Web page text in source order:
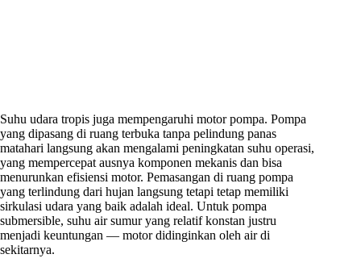
Suhu udara tropis juga mempengaruhi motor pompa. Pompa
yang dipasang di ruang terbuka tanpa pelindung panas
matahari langsung akan mengalami peningkatan suhu operasi,
yang mempercepat ausnya komponen mekanis dan bisa
menurunkan efisiensi motor. Pemasangan di ruang pompa
yang terlindung dari hujan langsung tetapi tetap memiliki
sirkulasi udara yang baik adalah ideal. Untuk pompa
submersible, suhu air sumur yang relatif konstan justru
menjadi keuntungan — motor didinginkan oleh air di
sekitarnya.